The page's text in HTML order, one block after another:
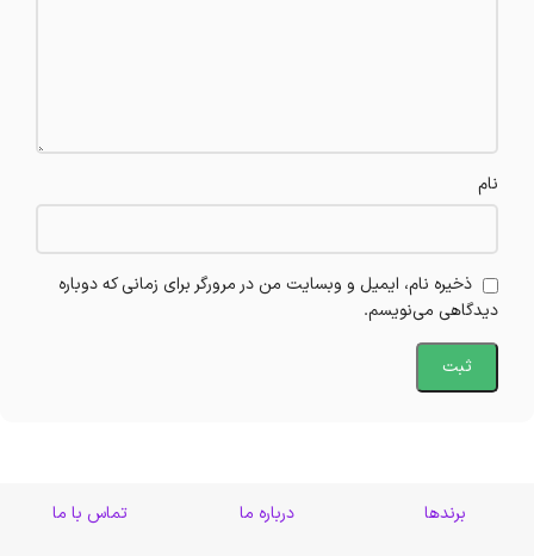
نام
ذخیره نام، ایمیل و وبسایت من در مرورگر برای زمانی که دوباره
دیدگاهی می‌نویسم.
برندها درباره ما تماس با ما